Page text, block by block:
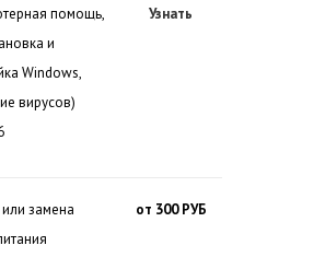
помощь,
и
Windows,
вирусов)
Узнать
замена
от 300 РУБ